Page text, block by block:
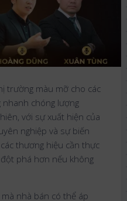
trường màu mỡ cho các
chóng lượng
với sự xuất hiện của
nghiệp và sự biến
thương hiệu cần thực
phá hơn nếu không
nhà bán có thể áp